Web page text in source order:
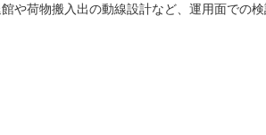
や荷物搬入出の動線設計など、運用面での